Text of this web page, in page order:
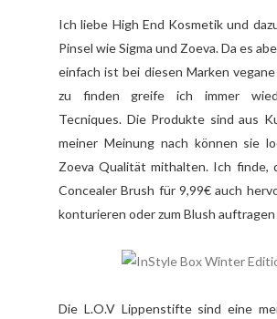
Ich liebe High End Kosmetik und
Pinsel wie Sigma und Zoeva. Da es
einfach ist bei diesen Marken
zu finden greife ich immer
Tecniques. Die Produkte sind aus
meiner Meinung nach können sie
Zoeva Qualität mithalten. Ich finde,
Concealer Brush für 9,99€ auch
konturieren oder zum Blush
Die L.O.V Lippenstifte sind eine